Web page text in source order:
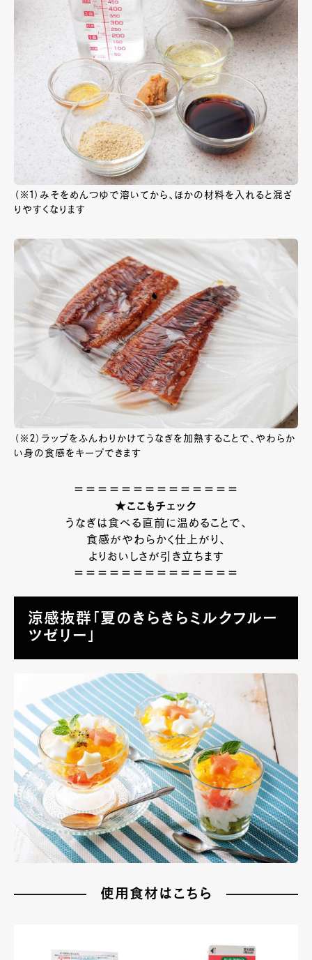
（※1）みそをめんつゆで溶いてから、ほかの材料を入れると混ざ
りやすくなります
（※2）ラップをふんわりかけてうなぎを加熱することで、やわらか
い身の食感をキープできます
＝＝＝＝＝＝＝＝＝＝＝＝＝＝
★ここもチェック
うなぎは食べる直前に温めることで、
食感がやわらかく仕上がり、
よりおいしさが引き立ちます
＝＝＝＝＝＝＝＝＝＝＝＝＝＝
涼感抜群「夏のきらきらミルクフルー
ツゼリー」
使用食材はこちら